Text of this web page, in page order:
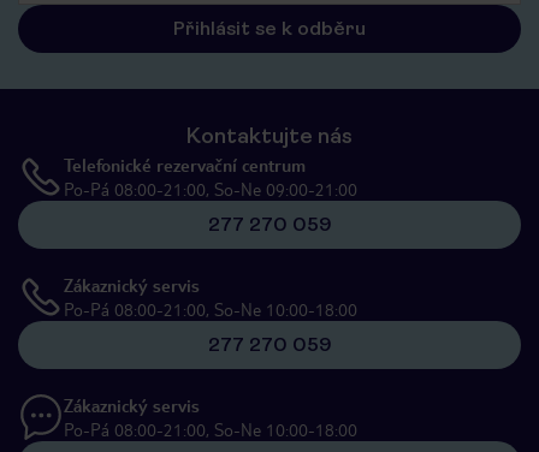
Přihlásit se k odběru
Kontaktujte nás
Telefonické rezervační centrum
Po-Pá 08:00-21:00, So-Ne 09:00-21:00
277 270 059
Zákaznický servis
Po-Pá 08:00-21:00, So-Ne 10:00-18:00
277 270 059
Zákaznický servis
Po-Pá 08:00-21:00, So-Ne 10:00-18:00